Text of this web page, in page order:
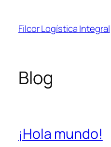
contenido
Filcor Logística Integral
Blog
¡Hola mundo!